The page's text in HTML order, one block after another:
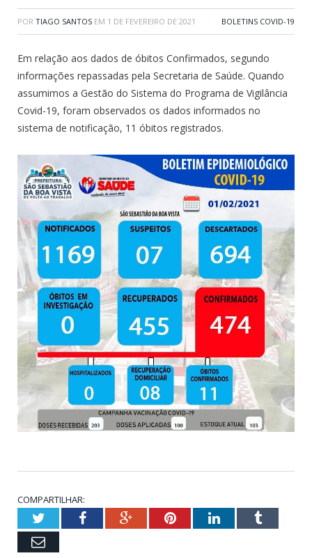
POR TIAGO SANTOS EM 1 DE FEVEREIRO DE 2021 BOLETINS COVID-19
Em relação aos dados de óbitos Confirmados, segundo
informações repassadas pela Secretaria de Saúde. Quando
assumimos a Gestão do Sistema do Programa de Vigilância
Covid-19, foram observados os dados informados no
sistema de notificação, 11 óbitos registrados.
COMPARTILHAR:
TwitterFacebookGoogle+PinterestLinkedInTumblr
Email